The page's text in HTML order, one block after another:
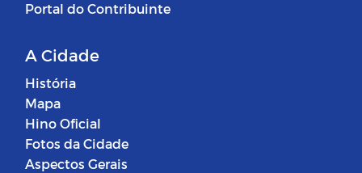
Portal do Contribuinte
A Cidade
História
Mapa
Hino Oficial
Fotos da Cidade
Aspectos Gerais